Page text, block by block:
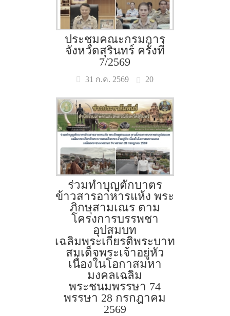
ประชุมคณะกรมการ
จังหวัดสุรินทร์ ครั้งที่
7/2569
31 ก.ค. 2569 20
ร่วมทำบุญตักบาตร
ข้าวสารอาหารแห้ง พระ
ภิกษุสามเณร ตาม
โครงการบรรพชา
อุปสมบท
เฉลิมพระเกียรติพระบาท
สมเด็จพระเจ้าอยู่หัว
เนื่องในโอกาสมหา
มงคลเฉลิม
พระชนมพรรษา 74
พรรษา 28 กรกฎาคม
2569